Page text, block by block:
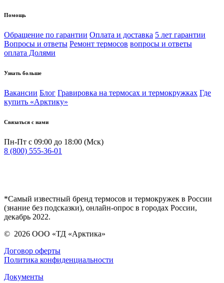
Помощь
Обращение по гарантии Оплата и доставка 5 лет гарантии
Вопросы и ответы Ремонт термосов вопросы и ответы
оплата Долями
Узнать больше
Вакансии Блог Гравировка на термосах и термокружках Где
купить «Арктику»
Связаться с нами
Пн-Пт с 09:00 до 18:00 (Мск)
8 (800) 555-36-01
*Самый известный бренд термосов и термокружек в России
(знание без подсказки), онлайн-опрос в городах России,
декабрь 2022.
© 2026 ООО «ТД «Арктика»
Договор оферты
Политика конфиденциальности
Документы